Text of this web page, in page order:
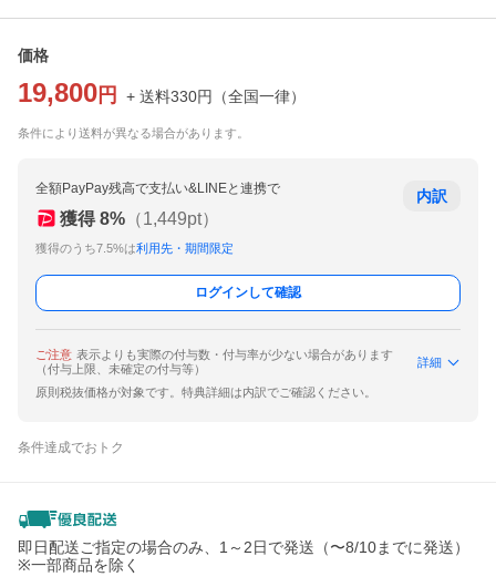
価格
19,800 円 + 送料330円 （全国一律）
条件により送料が異なる場合があります。
全額PayPay残高で支払い&LINEと連携で
獲得 8% （1,449pt）
獲得のうち7.5%は利用先・期間限定
内訳
ログインして確認
ご注意 表示よりも実際の付与数・付与率が少ない場合があります
（付与上限、未確定の付与等）
詳細
原則税抜価格が対象です。特典詳細は内訳でご確認ください。
条件達成でおトク
即日配送ご指定の場合のみ、1～2日で発送（〜8/10までに発送）
※一部商品を除く